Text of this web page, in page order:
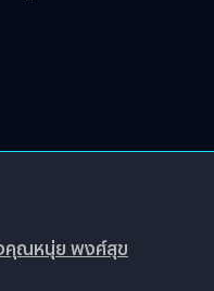
คุณหนุ่ย พงศ์สุข